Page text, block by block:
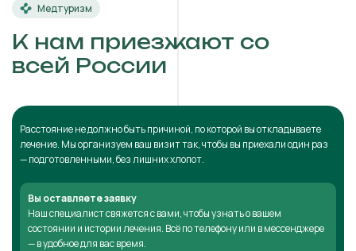
Медтуризм
К нам приезжают со
всей России
Расстояние не должно быть причиной, по которой вы откладываете
лечение. Мы организуем ваш визит так, чтобы вы приехали один раз
— подготовленными, без лишних хлопот.
Вы оставляете заявку
Наш специалист свяжется с вами, чтобы узнать о вашем
состоянии и истории лечения. Всё по телефону или в мессенджере
— в удобное для вас время.